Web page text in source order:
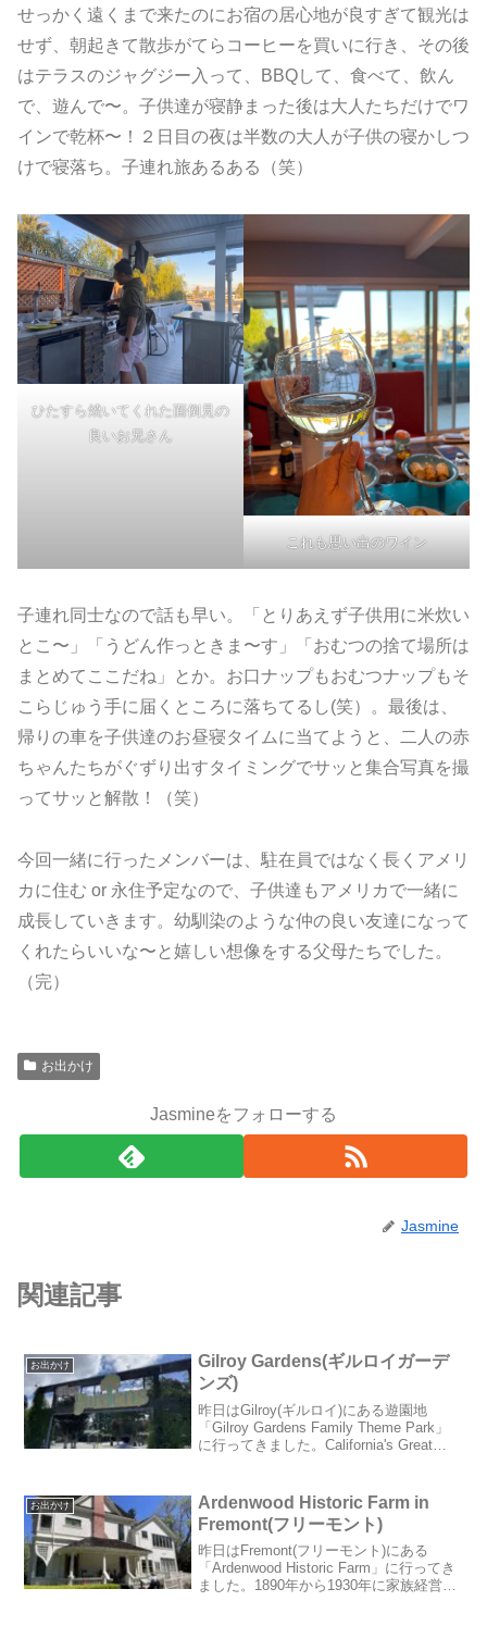
せっかく遠くまで来たのにお宿の居心地が良すぎて観光は
せず、朝起きて散歩がてらコーヒーを買いに行き、その後
はテラスのジャグジー入って、BBQして、食べて、飲ん
で、遊んで〜。子供達が寝静まった後は大人たちだけでワ
インで乾杯〜！２日目の夜は半数の大人が子供の寝かしつ
けで寝落ち。子連れ旅あるある（笑）
ひたすら焼いてくれた面倒見の
良いお兄さん
これも思い出のワイン
子連れ同士なので話も早い。「とりあえず子供用に米炊い
とこ〜」「うどん作っときま〜す」「おむつの捨て場所は
まとめてここだね」とか。お口ナップもおむつナップもそ
こらじゅう手に届くところに落ちてるし(笑）。最後は、
帰りの車を子供達のお昼寝タイムに当てようと、二人の赤
ちゃんたちがぐずり出すタイミングでサッと集合写真を撮
ってサッと解散！（笑）
今回一緒に行ったメンバーは、駐在員ではなく長くアメリ
カに住む or 永住予定なので、子供達もアメリカで一緒に
成長していきます。幼馴染のような仲の良い友達になって
くれたらいいな〜と嬉しい想像をする父母たちでした。
（完）
お出かけ
Jasmineをフォローする
Jasmine
関連記事
お出かけ
Gilroy Gardens(ギルロイガーデ
ンズ)
昨日はGilroy(ギルロイ)にある遊園地
「Gilroy Gardens Family Theme Park」
に行ってきました。California's Great
お出かけ
Ardenwood Historic Farm in
Fremont(フリーモント)
昨日はFremont(フリーモント)にある
「Ardenwood Historic Farm」に行ってき
ました。1890年から1930年に家族経営を